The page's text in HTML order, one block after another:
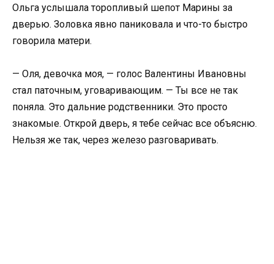
Ольга услышала торопливый шепот Марины за
дверью. Золовка явно паниковала и что-то быстро
говорила матери.
— Оля, девочка моя, — голос Валентины Ивановны
стал паточным, уговаривающим. — Ты все не так
поняла. Это дальние родственники. Это просто
знакомые. Открой дверь, я тебе сейчас все объясню.
Нельзя же так, через железо разговаривать.